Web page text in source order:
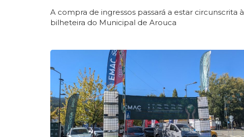
A compra de ingressos passará a estar circunscrita à
bilheteira do Municipal de Arouca